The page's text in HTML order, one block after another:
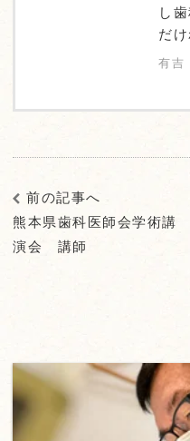
し
だ
有吉
前の記事へ
熊本県歯科医師会学術講
演会 講師